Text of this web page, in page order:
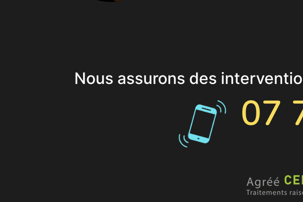
Nous assurons des
07